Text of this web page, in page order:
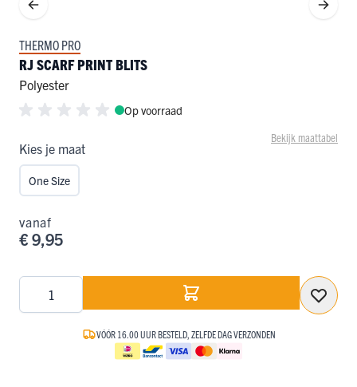
THERMO PRO
RJ SCARF PRINT BLITS
Polyester
Op voorraad
Bekijk maattabel
Kies je maat
One Size
vanaf
€ 9,95
VÓÓR 16.00 UUR BESTELD, ZELFDE DAG VERZONDEN